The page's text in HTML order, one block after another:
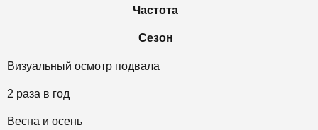
Частота
Сезон
Визуальный осмотр подвала
2 раза в год
Весна и осень